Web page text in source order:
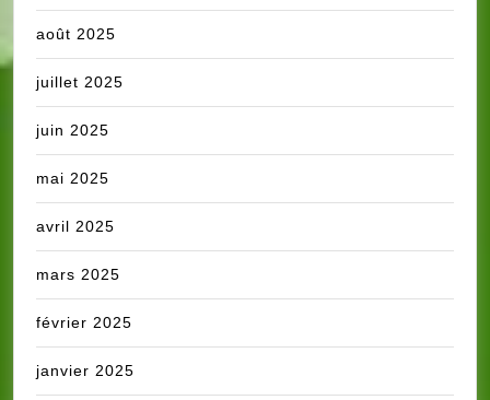
août 2025
juillet 2025
juin 2025
mai 2025
avril 2025
mars 2025
février 2025
janvier 2025